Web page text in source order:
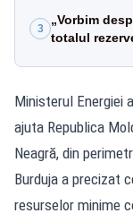
3
„Vorbim
totalul
Ministerul Energiei
ajuta Republica
Neagră, din
Burduja a precizat
resurselor minime